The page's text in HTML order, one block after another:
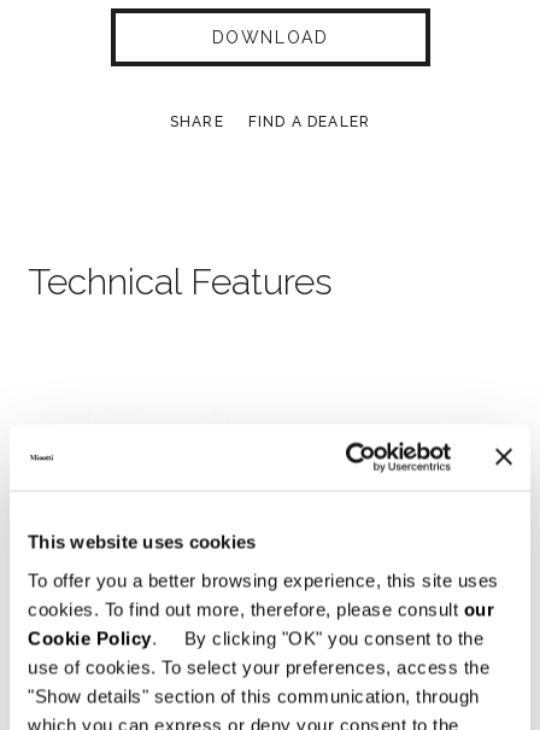
This website uses cookies
To offer you a better browsing experience, this site uses
cookies. To find out more, therefore, please consult our
Cookie Policy. By clicking "OK" you consent to the
use of cookies. To select your preferences, access the
"Show details" section of this communication, through
which you can express or deny your consent to the
DOWNLOAD
SHARE FIND A DEALER
Technical Features